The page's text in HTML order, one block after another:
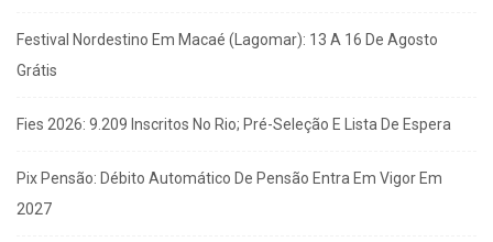
Festival Nordestino Em Macaé (Lagomar): 13 A 16 De Agosto
Grátis
Fies 2026: 9.209 Inscritos No Rio; Pré-Seleção E Lista De Espera
Pix Pensão: Débito Automático De Pensão Entra Em Vigor Em
2027